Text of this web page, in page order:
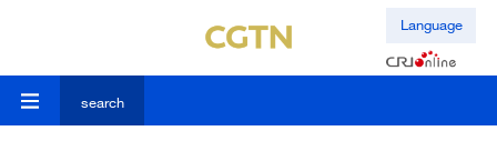
Language
search